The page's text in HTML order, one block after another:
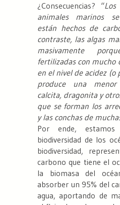
¿Consecuencias? “
animales marinos
están hechos de
contraste, las algas
masivamente
fertilizadas con mucho
en el nivel de acidez (o
produce una
calcita, dragonita y
que se forman los
y las conchas de
Por ende,
biodiversidad de los
biodiversidad,
carbono que tiene el
la biomasa del
absorber un 95% del
agua, aportando de